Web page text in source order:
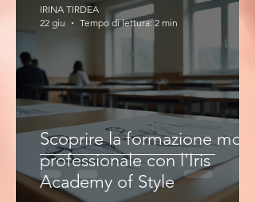
Scoprire la formazione moda
professionale con l'Iris
Academy of Style
IRINA TIRDEA
22 giu
Tempo di lettura: 2 min